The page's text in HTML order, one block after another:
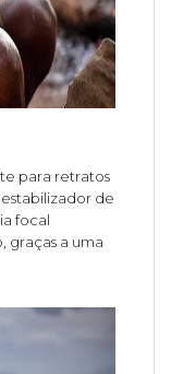
para retratos
de
focal
graças a uma